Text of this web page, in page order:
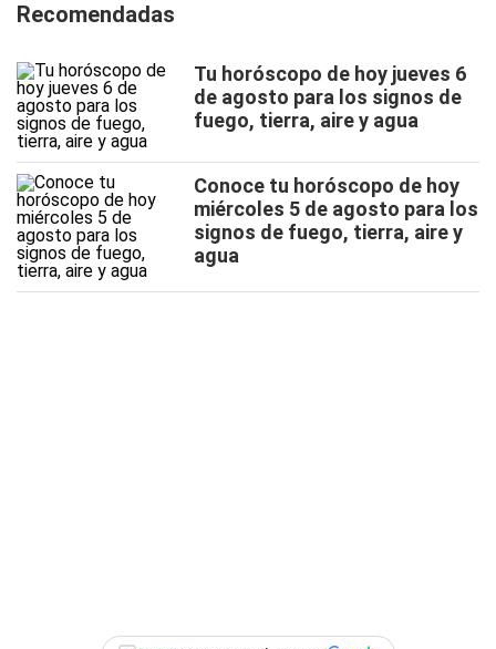
Recomendadas
Tu horóscopo de hoy jueves 6
de agosto para los signos de
fuego, tierra, aire y agua
Conoce tu horóscopo de hoy
miércoles 5 de agosto para los
signos de fuego, tierra, aire y
agua